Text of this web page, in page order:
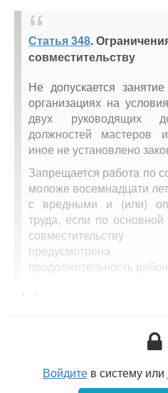
Статья 348.
совместительству
Не допускается
организациях на
двух руководящих
должностей мастеров
иное не установлено
Запрещается работа по
моложе восемнадцати
с вредными и (или)
труда, если по
совместительству
предусмотрена
продолжительность
Кодекса, связанная с
подчиненностью и
Не допускается прием
Войдитев систему или